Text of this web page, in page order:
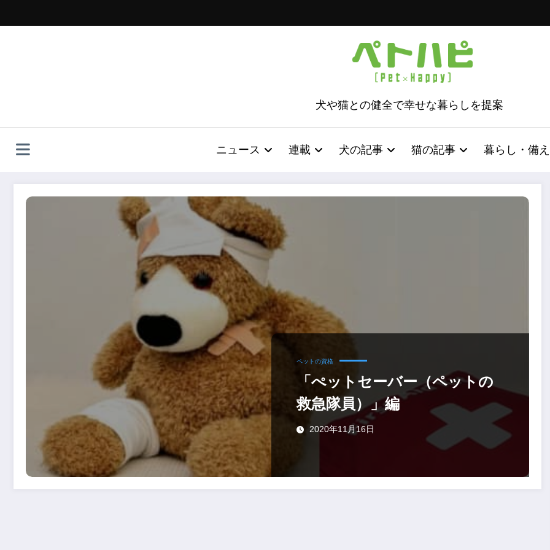
ッ
犬や猫との健全で幸せな暮らしを提案
ニュース 連載 犬の記事 猫の記事 暮らし・備え
ペットの資格
「ぺットセーバー（ペットの
救急隊員）」編
2020年11月16日